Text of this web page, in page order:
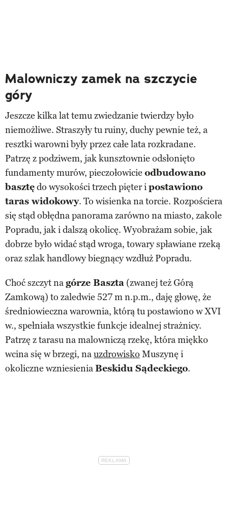
Malowniczy zamek na szczycie
góry
Jeszcze kilka lat temu zwiedzanie twierdzy było
niemożliwe. Straszyły tu ruiny, duchy pewnie też, a
resztki warowni były przez całe lata rozkradane.
Patrzę z podziwem, jak kunsztownie odsłonięto
fundamenty murów, pieczołowicie odbudowano
basztędo wysokości trzech pięter ipostawiono
taras widokowy. To wisienka na torcie. Rozpościera
się stąd obłędna panorama zarówno na miasto, zakole
Popradu, jak i dalszą okolicę. Wyobrażam sobie, jak
dobrze było widać stąd wroga, towary spławiane rzeką
oraz szlak handlowy biegnący wzdłuż Popradu.
Choć szczyt nagórze Baszta (zwanej też Górą
Zamkową) to zaledwie 527 m n.p.m., daję głowę, że
średniowieczna warownia, którą tu postawiono w XVI
w., spełniała wszystkie funkcje idealnej strażnicy.
Patrzę z tarasu na malowniczą rzekę, która miękko
wcina się w brzegi, nauzdrowisko Muszynę i
okoliczne wzniesieniaBeskidu Sądeckiego.